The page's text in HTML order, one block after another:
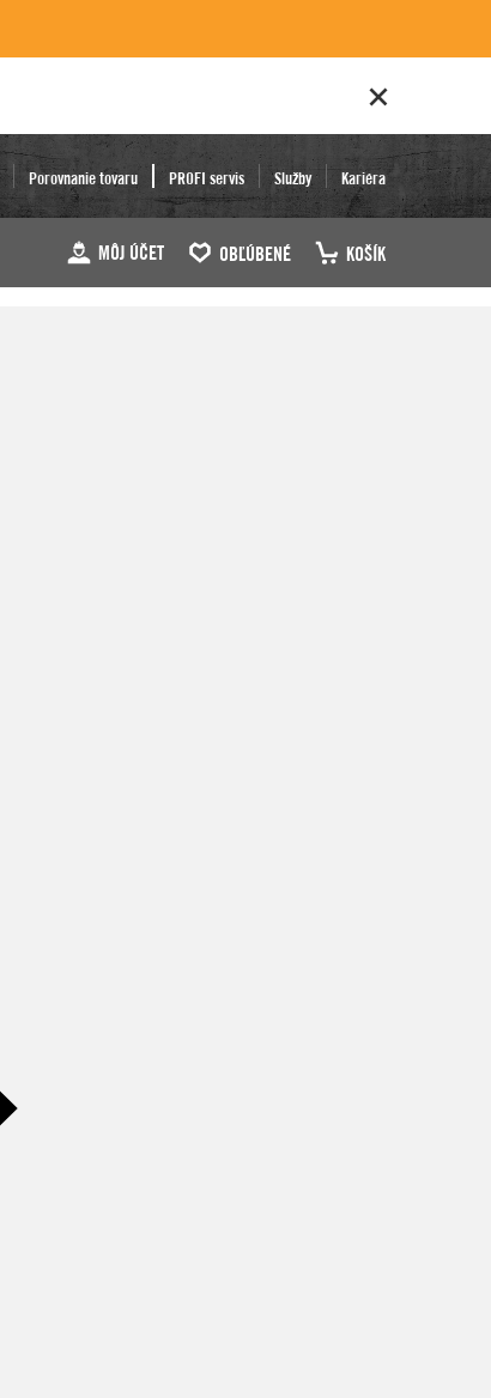
Porovnanie tovaru PROFI servis Služby Kariéra
MÔJ ÚČET OBĽÚBENÉ KOŠÍK